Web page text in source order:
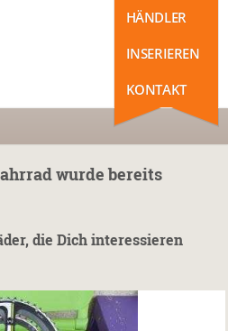
HÄNDLER
INSERIEREN
KONTAKT
wurde bereits
die Dich interessieren